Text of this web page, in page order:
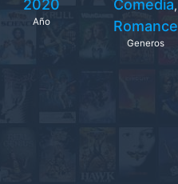
2020
Año
Comedia,
Romance
Generos